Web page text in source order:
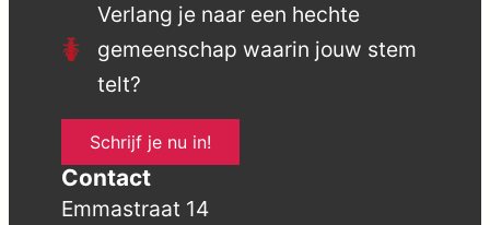
Verlang je naar een hechte
gemeenschap waarin jouw stem
telt?
Schrijf je nu in!
Contact
Emmastraat 14